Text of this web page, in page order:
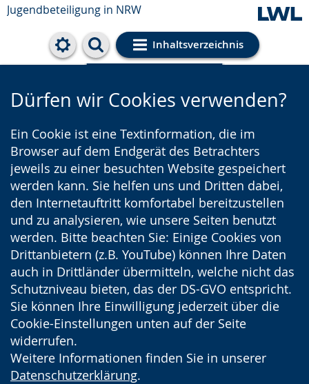
Jugendbeteiligung in NRW
Inhaltsverzeichnis
Cookie-Einstellungen
Dürfen wir Cookies verwenden?
Ein Cookie ist eine Textinformation, die im
Browser auf dem Endgerät des Betrachters
jeweils zu einer besuchten Website gespeichert
werden kann. Sie helfen uns und Dritten dabei,
den Internetauftritt komfortabel bereitzustellen
und zu analysieren, wie unsere Seiten benutzt
werden. Bitte beachten Sie: Einige Cookies von
Drittanbietern (z.B. YouTube) können Ihre Daten
auch in Drittländer übermitteln, welche nicht das
Schutzniveau bieten, das der DS-GVO entspricht.
Sie können Ihre Einwilligung jederzeit über die
Cookie-Einstellungen unten auf der Seite
widerrufen.
Weitere Informationen finden Sie in unserer
Datenschutzerklärung.